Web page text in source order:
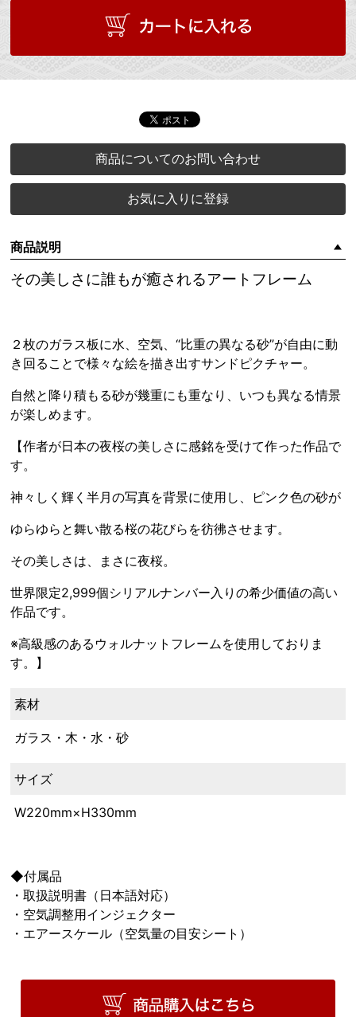
商品についてのお問い合わせ
お気に入りに登録
商品説明
その美しさに誰もが癒されるアートフレーム
２枚のガラス板に水、空気、“比重の異なる砂”が自由に動
き回ることで様々な絵を描き出すサンドピクチャー。
自然と降り積もる砂が幾重にも重なり、いつも異なる情景
が楽しめます。
【作者が日本の夜桜の美しさに感銘を受けて作った作品で
す。
神々しく輝く半月の写真を背景に使用し、ピンク色の砂が
ゆらゆらと舞い散る桜の花びらを彷彿させます。
その美しさは、まさに夜桜。
世界限定2,999個シリアルナンバー入りの希少価値の高い
作品です。
※高級感のあるウォルナットフレームを使用しておりま
す。】
素材
ガラス・木・水・砂
サイズ
W220mm×H330mm
◆付属品
・取扱説明書（日本語対応）
・空気調整用インジェクター
・エアースケール（空気量の目安シート）